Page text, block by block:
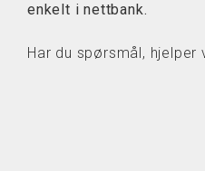
enkelt i nettbank.
Har du spørsmål, hjelper